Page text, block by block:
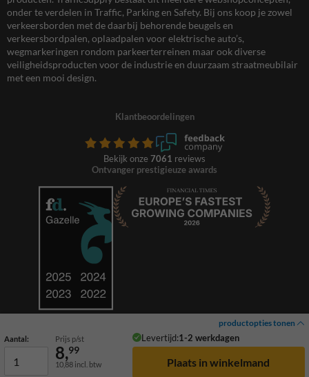
productopties tonen
Aantal: Prijs p/st Levertijd:1-2 werkdagen
8,99
10,88 incl. btw
onder te verdelen in Traffic, Parking en Safety. Bij ons koop je zowel
verkeersborden met de daarbij behorende beugels en
verkeersbordpalen, oplaadpalen voor elektrische auto’s,
wegmarkeringen rondom parkeerterreinen maar ook diverse
veiligheidsproducten voor de industrie en duurzaam straatmeubilair
met een mooi design.
Klantbeoordelingen
Bekijk onze 7061 reviews
Ontvanger prestigieuze awards
© 2026 TrafficSupply. Alle rechten voorbehouden.